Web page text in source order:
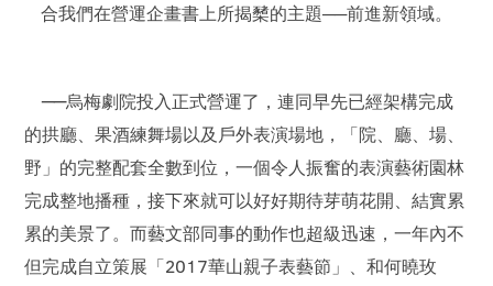
合我們在營運企畫書上所揭櫫的主題──前進新領域。
──烏梅劇院投入正式營運了，連同早先已經架構完成
的拱廳、果酒練舞場以及戶外表演場地，「院、廳、場、
野」的完整配套全數到位，一個令人振奮的表演藝術園林
完成整地播種，接下來就可以好好期待芽萌花開、結實累
累的美景了。而藝文部同事的動作也超級迅速，一年內不
但完成自立策展「2017華山親子表藝節」、和何曉玫